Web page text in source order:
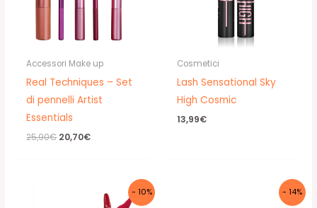
Accessori Make up
Real Techniques – Set
di pennelli Artist
Essentials
25,90€ Il
20,70€Il
Cosmetici
Lash Sensational Sky
High Cosmic
13,99€
- 10% - 14%